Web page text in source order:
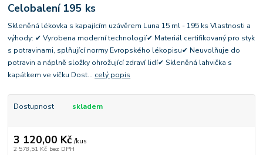
Celobalení 195 ks
Skleněná lékovka s kapajícím uzávěrem Luna 15 ml - 195 ks Vlastnosti a
výhody: ✔ Vyrobena moderní technologií✔ Materiál certifikovaný pro styk
s potravinami, splňující normy Evropského lékopisu✔ Neuvolňuje do
potravin a náplně složky ohrožující zdraví lidí✔ Skleněná lahvička s
kapátkem ve víčku Dost... celý popis
Dostupnost skladem
3 120,00 Kč /kus
2 578,51 Kč bez DPH